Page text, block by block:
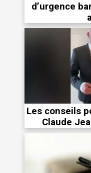
d’urgence
Les conseils
Claude